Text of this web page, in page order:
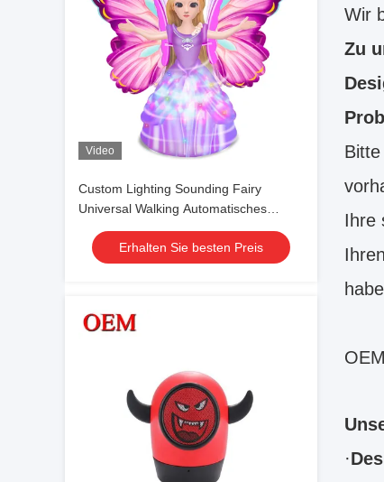
Video
Custom Lighting Sounding Fairy
Universal Walking Automatisches
Hindernisvermeiden zum Komfort
Dekomprimieren Interaktiv
Erhalten Sie besten Preis
Wir
Zu
Ihre
·